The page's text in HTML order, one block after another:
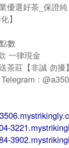
優選好茶_保證
】
數
一律現金
茶莊【非誠 勿擾
: